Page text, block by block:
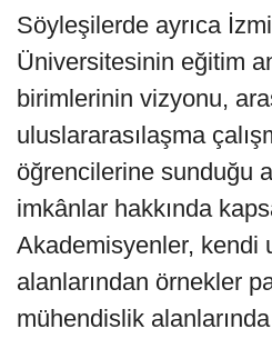
Söyleşilerde ayrıca
Üniversitesinin eğitim
birimlerinin vizyonu,
uluslararasılaşma
öğrencilerine sunduğu
imkânlar hakkında
Akademisyenler, kendi
alanlarından örnekler
mühendislik